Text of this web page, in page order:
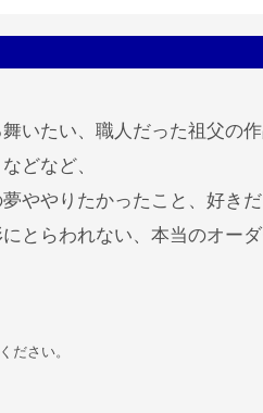
いたい、職人だった祖父の
どなど、
ややりたかったこと、好き
とらわれない、本当のオー
ださい。